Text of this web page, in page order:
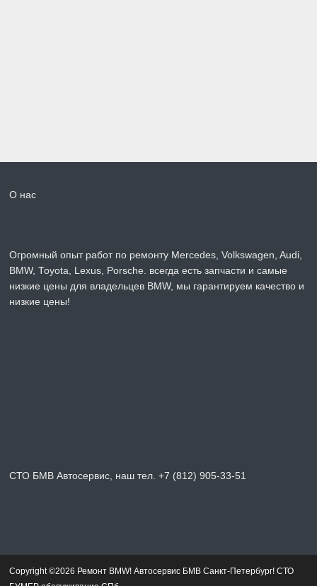
О нас
Огромный опыт работ по ремонту Mercedes, Volkswagen, Audi,
BMW, Toyota, Lexus, Porsche. всегда есть запчасти и самые
низкие цены для владельцев BMW, мы гарантируем качество и
низкие цены!
СТО БМВ Автосервис, наш тел. +7 (812) 905-33-51
Copyright ©2026 Ремонт BMW! Автосервис БМВ Санкт-Петербург! СТО